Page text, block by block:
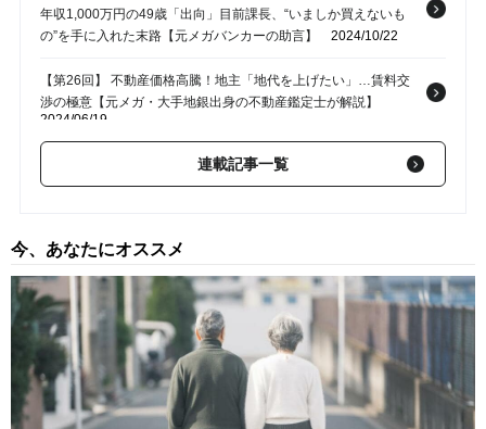
年収1,000万円の49歳「出向」目前課長、“いましか買えないも
の”を手に入れた末路【元メガバンカーの助言】
2024/10/22
【第26回】 不動産価格高騰！地主「地代を上げたい」…賃料交
渉の極意【元メガ・大手地銀出身の不動産鑑定士が解説】
2024/06/19
【第25回】 税務署からの追徴課税を免れる効果も…「地主」が
「不動産鑑定評価」を取得する、これだけのメリット【元メガ・
【第24回】 金利上昇、融資審査の厳格化で追い詰められる「地
メガ・大手地銀の銀行員の助言】2024/06/14
【第23回】 地主の相続対策、安易な「都市部の収益不動産の購
入」が痛い目を見るワケ…価格変動にどう対処する？【元メガ・
大手地銀の銀行員の助言】 2024/06/08
連載記事一覧
今、あなたにオススメ